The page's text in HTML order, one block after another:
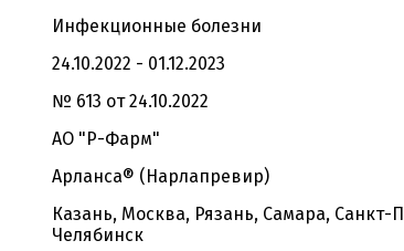
Инфекционные болезни
24.10.2022 - 01.12.2023
№ 613 от 24.10.2022
АО "Р-Фарм"
Арланса® (Нарлапревир)
Казань, Москва, Рязань, Самара, Санкт-
Челябинск